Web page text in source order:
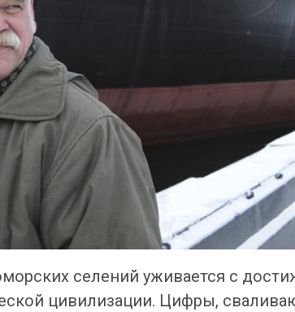
селений уживается с
цивилизации. Цифры,